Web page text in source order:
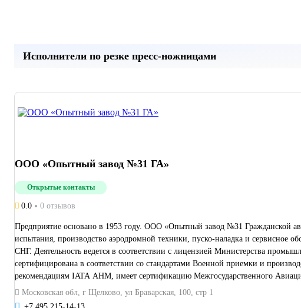
Исполнители по резке пресс-ножницами
ООО «Опытный завод №31 ГА»
Открытые контакты
0.0 0 отзывов
Предприятие основано в 1953 году. ООО «Опытный завод №31 Гражданской
испытания, производство аэродромной техники, пуско-наладка и сервисное
СНГ. Деятельность ведется в соответствии с лицензией Министерства
сертифицирована в соответствии со стандартами Военной приемки и
рекомендациям IATA AHM, имеет сертификацию Межгосударственного
Московская обл, г Щелково, ул Браварская, 100, стр 1